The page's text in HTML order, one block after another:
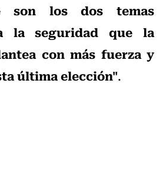
son los dos temas
la seguridad que la
con más fuerza y
última elección".